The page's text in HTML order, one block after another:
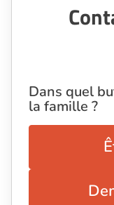
Dans quel
la famille ?